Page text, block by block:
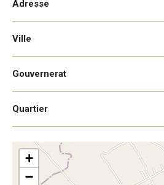
Adresse
Ville
Gouvernerat
Quartier
+
−